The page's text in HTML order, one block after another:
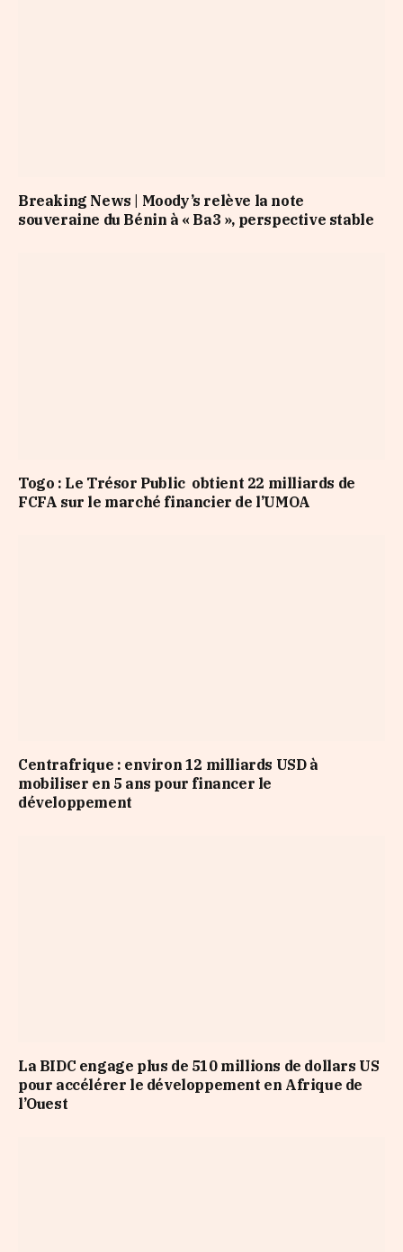
Breaking News | Moody’s relève la note
souveraine du Bénin à « Ba3 », perspective stable
Togo : Le Trésor Public obtient 22 milliards de
FCFA sur le marché financier de l’UMOA
Centrafrique : environ 12 milliards USD à
mobiliser en 5 ans pour financer le
développement
La BIDC engage plus de 510 millions de dollars US
pour accélérer le développement en Afrique de
l’Ouest